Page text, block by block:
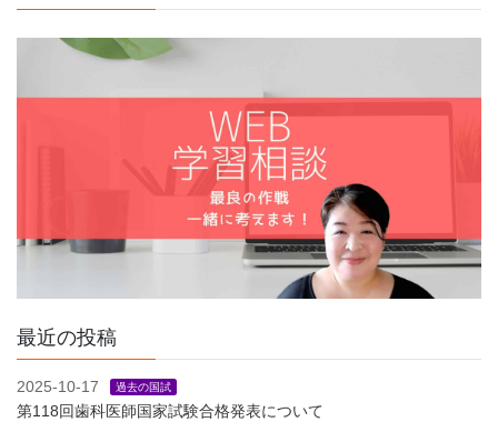
最近の投稿
2025-10-17 過去の国試
第118回歯科医師国家試験合格発表について